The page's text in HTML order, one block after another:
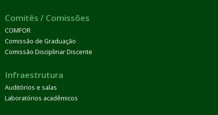
Comitês / Comissões
COMFOR
Comissão de Graduação
Comissão Disciplinar Discente
Infraestrutura
Auditórios e salas
Laboratórios acadêmicos